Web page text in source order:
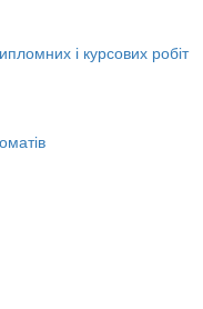
і курсових робіт